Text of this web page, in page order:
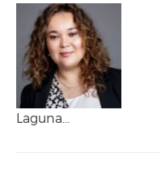
Laguna…